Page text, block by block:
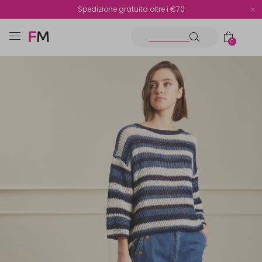
Reso facile e veloce
Spedizione gratuita oltre i €70
0